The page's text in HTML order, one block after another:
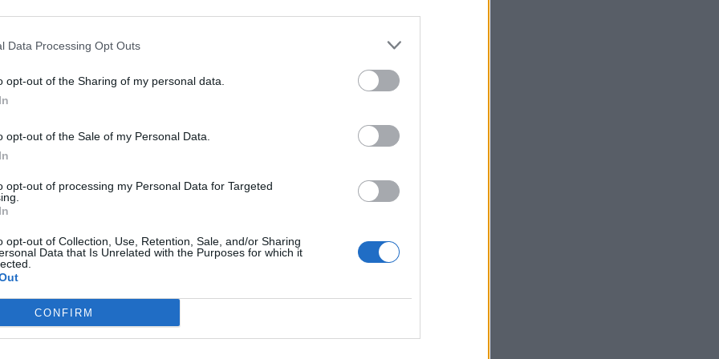
Data Processing Opt Outs
opt-out of the Sharing of my personal data.
opt-out of the Sale of my Personal Data.
opt-out of processing my Personal Data for Targeted
opt-out of Collection, Use, Retention, Sale, and/or Sharing
Data that Is Unrelated with the Purposes for which it
CONFIRM
inciso in modo profondo sul testo iniziale, ma
parti del testo.
dei dirigenti scolastici, in quanto il testo
aumentato i poteri, dando loro piena facoltà di
Tutto ciò però è rimasto: i presidi sceglierenno
e, se lo riterranno opportuno, potranno
loro affine.
degli insegnanti all'interno di una rete di scuole
abbastanza vasta. Ciò porterà ad avere un
e attività diverse.
previste per i precari entro il 1° settembre
anche coloro che hanno superato il